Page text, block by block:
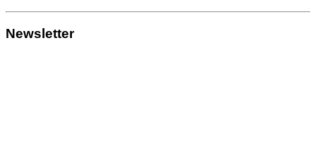
Newsletter